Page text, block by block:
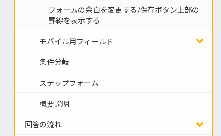
フォームの余白を変更する/保存ボタン上部の
罫線を表示する
モバイル用フィールド
条件分岐
ステップフォーム
概要説明
回答の流れ